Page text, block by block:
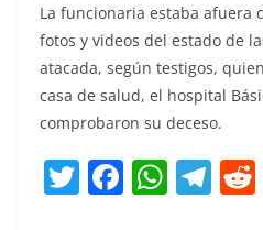
La funcionaria estaba afuera
fotos y videos del estado de
atacada, según testigos,
casa de salud, el hospital
comprobaron su deceso.
T F W T